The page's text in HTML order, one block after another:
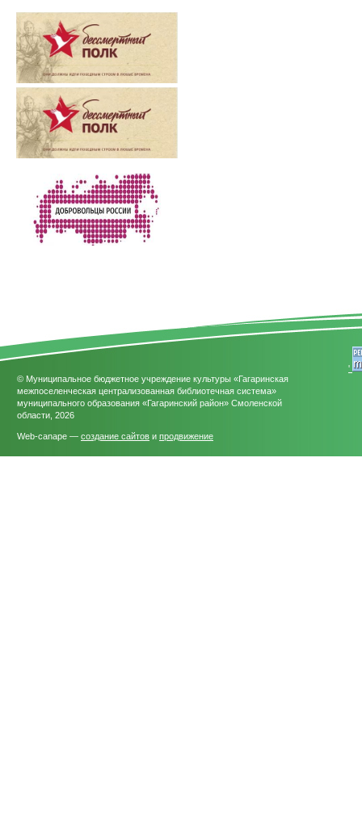
© Муниципальное бюджетное учреждение культуры «Гагаринская
межпоселенческая централизованная библиотечная система»
муниципального образования «Гагаринский район» Смоленской
области, 2026
Web-canape — создание сайтов и продвижение
'